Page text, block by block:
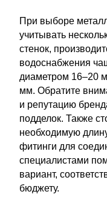
При выборе
учитывать
стенок,
водоснабжения
диаметром 16–20
мм. Обратите
и репутацию
подделок. Также
необходимую
фитинги для
специалистами
вариант,
бюджету.